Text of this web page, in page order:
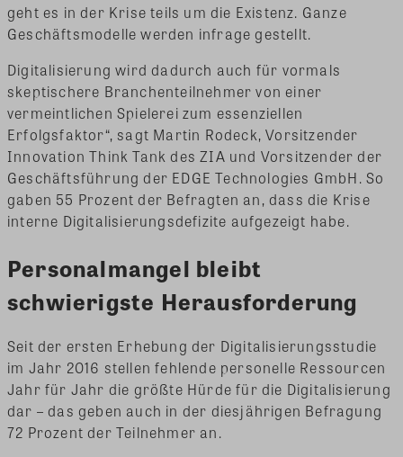
geht es in der Krise teils um die Existenz. Ganze
Geschäftsmodelle werden infrage gestellt.
Digitalisierung wird dadurch auch für vormals
skeptischere Branchenteilnehmer von einer
vermeintlichen Spielerei zum essenziellen
Erfolgsfaktor“, sagt Martin Rodeck, Vorsitzender
Innovation Think Tank des ZIA und Vorsitzender der
Geschäftsführung der EDGE Technologies GmbH. So
gaben 55 Prozent der Befragten an, dass die Krise
interne Digitalisierungsdefizite aufgezeigt habe.
Personalmangel bleibt
schwierigste Herausforderung
Seit der ersten Erhebung der Digitalisierungsstudie
im Jahr 2016 stellen fehlende personelle Ressourcen
Jahr für Jahr die größte Hürde für die Digitalisierung
dar – das geben auch in der diesjährigen Befragung
72 Prozent der Teilnehmer an.